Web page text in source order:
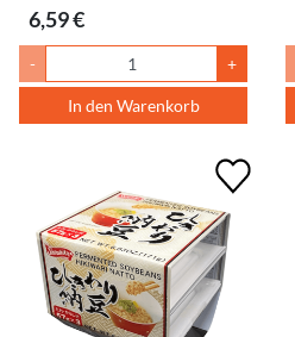
6,59 €
- +
In den Warenkorb